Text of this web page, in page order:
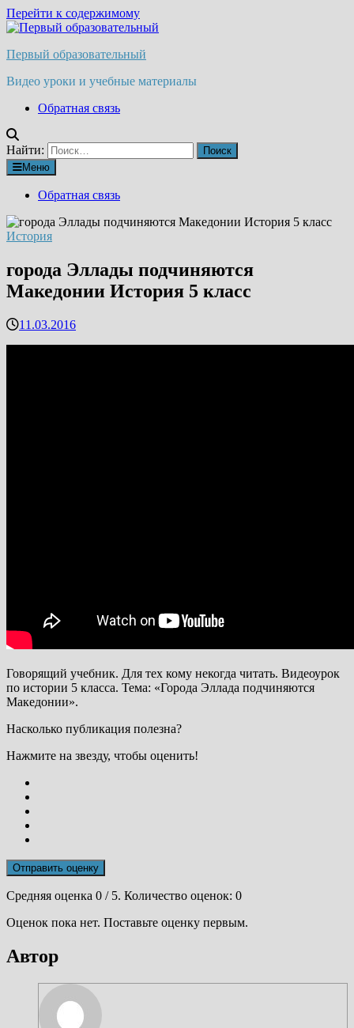
Перейти к содержимому
Первый образовательный
Видео уроки и учебные материалы
Обратная связь
Найти:
Меню
Обратная связь
История
города Эллады подчиняются
Македонии История 5 класс
11.03.2016
Говорящий учебник. Для тех кому некогда читать. Видеоурок
по истории 5 класса. Тема: «Города Эллада подчиняются
Македонии».
Насколько публикация полезна?
Нажмите на звезду, чтобы оценить!
Отправить оценку
Средняя оценка 0 / 5. Количество оценок: 0
Оценок пока нет. Поставьте оценку первым.
Автор